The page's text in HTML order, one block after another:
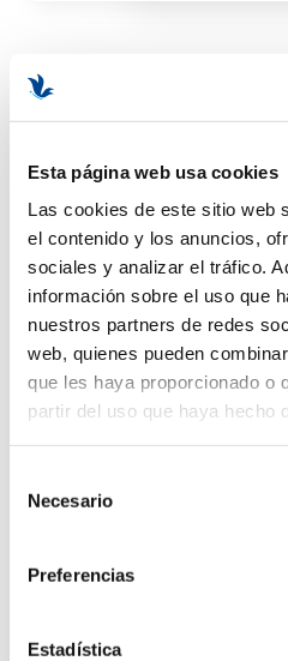
Esta página web usa cookies
Las cookies de este sitio web
el contenido y los anuncios,
sociales y analizar el tráfico.
información sobre el uso que
nuestros partners de redes
web, quienes pueden
que les haya proporcionado o
partir del uso que haya hecho
Necesario
Preferencias
Estadística
Rápidos y
CAMBIOS Y
El cliente
ATENCIÓN
SUSCRÍBETE AHORA Y